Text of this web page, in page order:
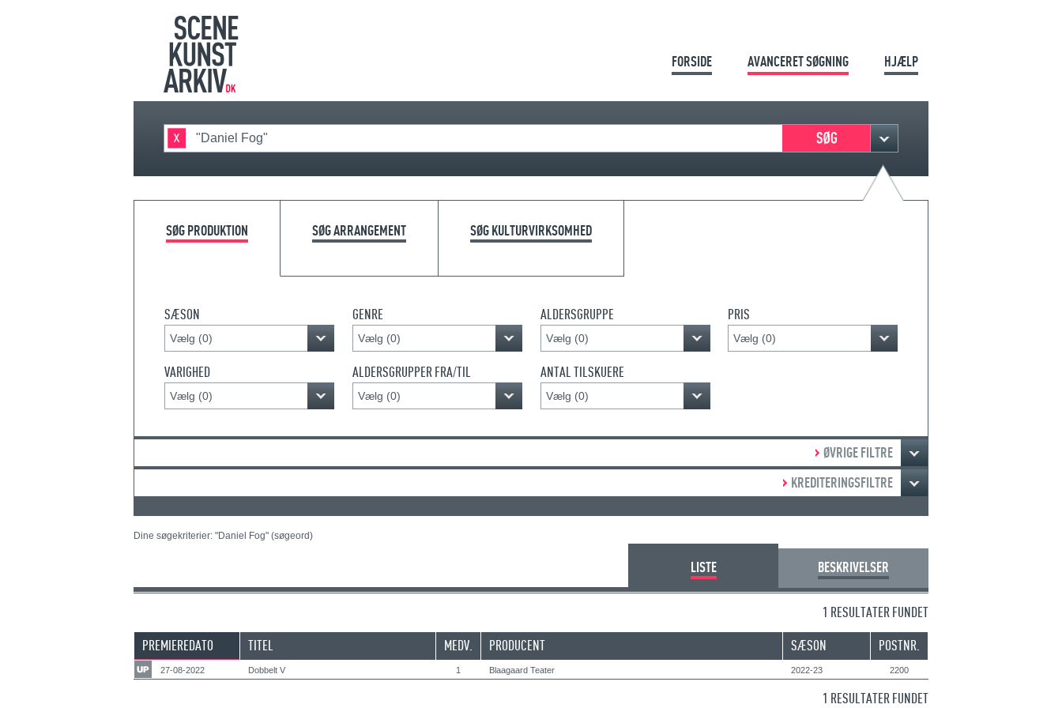
FORSIDE AVANCERET SØGNING HJÆLP
SØG PRODUKTION SØG ARRANGEMENT SØG KULTURVIRKSOMHED
SÆSON
Vælg (0)
GENRE
Vælg (0)
ALDERSGRUPPE
Vælg (0)
PRIS
Vælg (0)
VARIGHED
Vælg (0)
ALDERSGRUPPER FRA/TIL
Vælg (0)
ANTAL TILSKUERE
Vælg (0)
ØVRIGE FILTRE
KREDITERINGSFILTRE
Dine søgekriterier: "Daniel Fog" (søgeord)
LISTE BESKRIVELSER
1 RESULTATER FUNDET
PREMIEREDATO
TITEL MEDV. PRODUCENT SÆSON POSTNR.
27-08-2022 Dobbelt V 1 Blaagaard Teater 2022-23 2200
1 RESULTATER FUNDET